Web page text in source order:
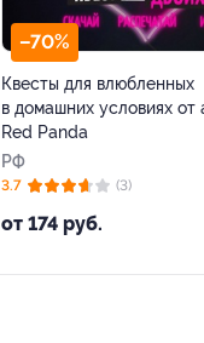
–70%
Квесты для влюбленных
в домашних условиях от
Red Panda
РФ
от 174 руб.
3.7 (3)